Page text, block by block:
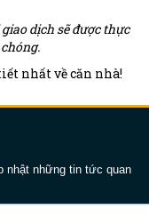
dịch sẽ được thực
nhất về căn nhà!
nhật những tin tức quan